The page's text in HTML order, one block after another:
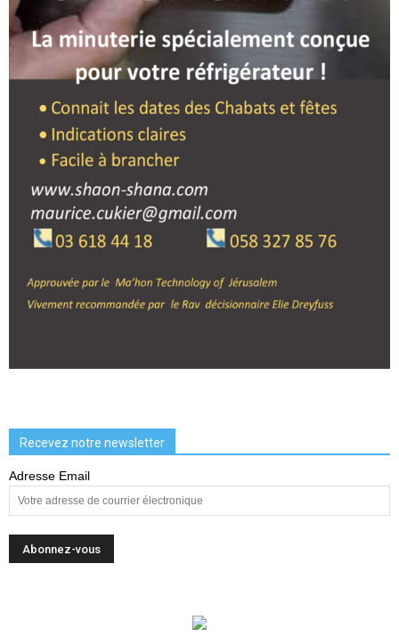
Recevez notre newsletter
Adresse Email